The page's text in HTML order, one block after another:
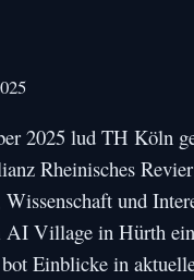
2025 lud TH Köln
Rheinisches
und
Village in Hürth
Einblicke in